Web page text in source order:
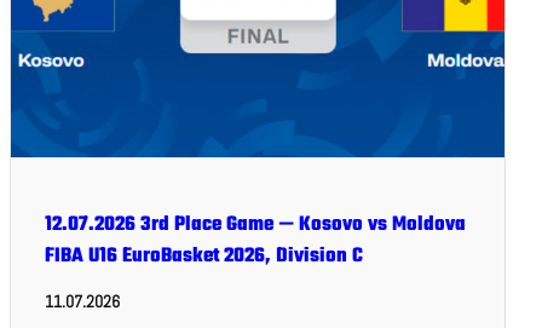
12.07.2026 3rd Place Game — Kosovo vs Moldova
FIBA U16 EuroBasket 2026, Division C
11.07.2026